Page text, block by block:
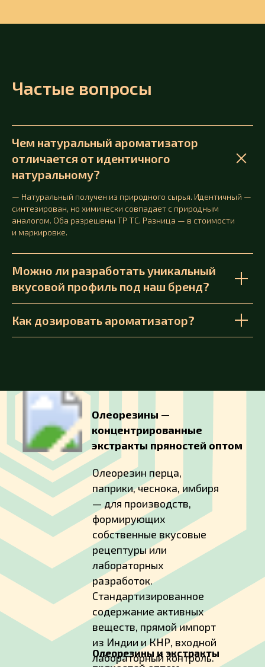
Частые вопросы
Чем натуральный ароматизатор
отличается от идентичного
натуральному?
— Натуральный получен из природного сырья. Идентичный —
синтезирован, но химически совпадает с природным
аналогом. Оба разрешены ТР ТС. Разница — в стоимости
и маркировке.
Можно ли разработать уникальный
вкусовой профиль под наш бренд?
Как дозировать ароматизатор?
Олеорезин перца,
паприки, чеснока, имбиря
— для производств,
формирующих
собственные вкусовые
рецептуры или
лабораторных
разработок.
Стандартизированное
содержание активных
веществ, прямой импорт
из Индии и КНР, входной
лабораторный контроль.
Олеорезины —
концентрированные
экстракты пряностей оптом
Олеорезины и экстракты